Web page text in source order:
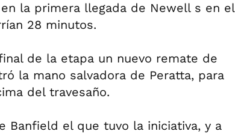
la primera llegada de Newell s en el
28 minutos.
de la etapa un nuevo remate de
la mano salvadora de Peratta, para
del travesaño.
Banfield el que tuvo la iniciativa, y a